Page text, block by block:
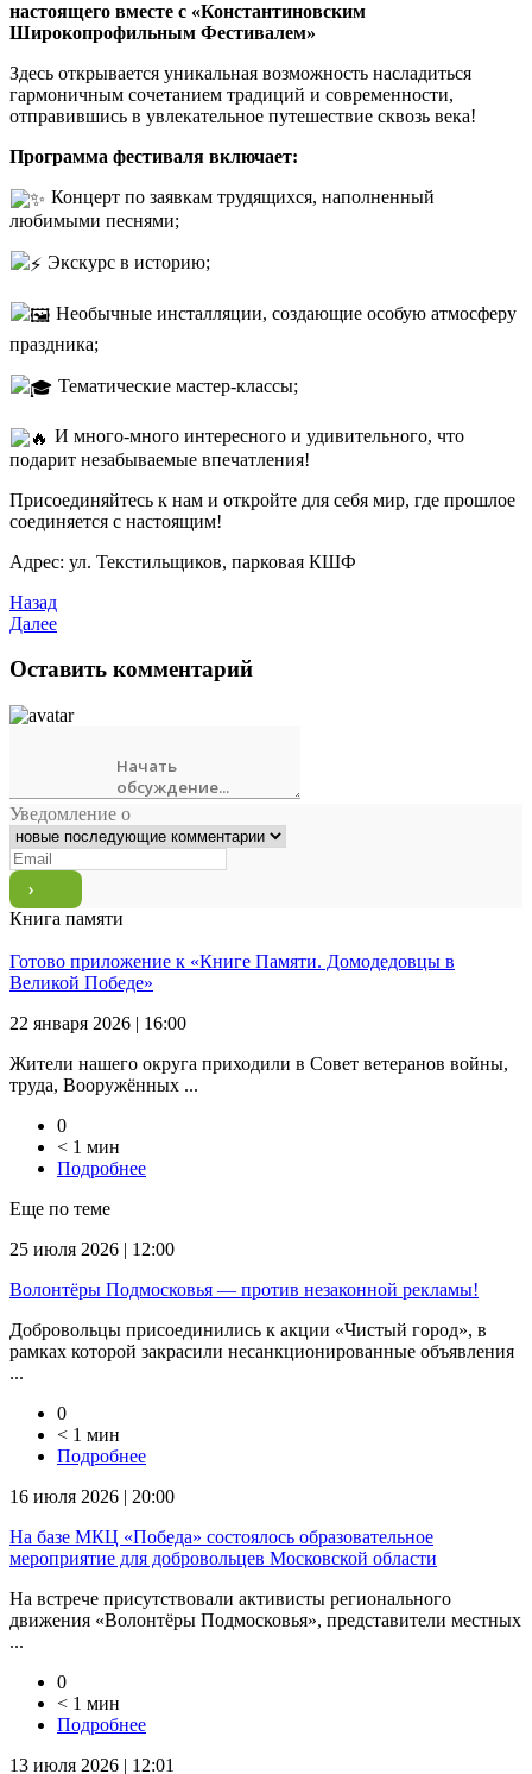
настоящего вместе с «Константиновским
Широкопрофильным Фестивалем»
Здесь открывается уникальная возможность насладиться
гармоничным сочетанием традиций и современности,
отправившись в увлекательное путешествие сквозь века!
Программа фестиваля включает:
Концерт по заявкам трудящихся, наполненный
любимыми песнями;
Экскурс в историю;
Необычные инсталляции, создающие особую атмосферу
праздника;
Тематические мастер-классы;
И много-много интересного и удивительного, что
подарит незабываемые впечатления!
Присоединяйтесь к нам и откройте для себя мир, где прошлое
соединяется с настоящим!
Адрес: ул. Текстильщиков, парковая КШФ
Назад
Далее
Оставить комментарий
Уведомление о
Книга памяти
Готово приложение к «Книге Памяти. Домодедовцы в
Великой Победе»
22 января 2026 | 16:00
Жители нашего округа приходили в Совет ветеранов войны,
труда, Вооружённых ...
0
< 1 мин
Подробнее
Еще по теме
25 июля 2026 | 12:00
Волонтёры Подмосковья — против незаконной рекламы!
Добровольцы присоединились к акции «Чистый город», в
рамках которой закрасили несанкционированные объявления
...
0
< 1 мин
Подробнее
16 июля 2026 | 20:00
На базе МКЦ «Победа» состоялось образовательное
мероприятие для добровольцев Московской области
На встрече присутствовали активисты регионального
движения «Волонтёры Подмосковья», представители местных
...
0
< 1 мин
Подробнее
13 июля 2026 | 12:01